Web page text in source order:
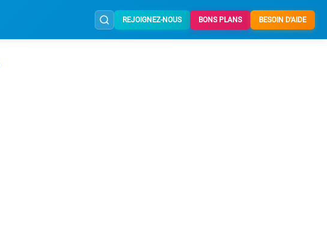
REJOIGNEZ-NOUS BONS PLANS BESOIN D'AIDE